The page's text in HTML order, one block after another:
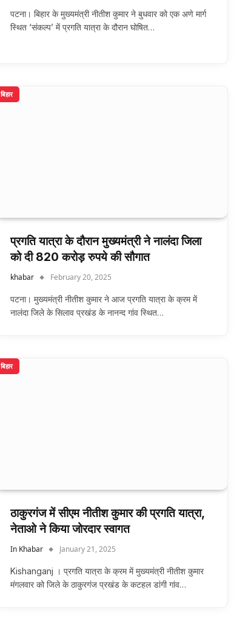
पटना। बिहार के मुख्यमंत्री नीतीश कुमार ने बुधवार को एक अणे मार्ग
स्थित ‘संकल्प’ में प्रगति यात्रा के दौरान घोषित…
बिहार
प्रगति यात्रा के दौरान मुख्यमंत्री ने नालंदा जिला
को दी 820 करोड़ रुपये की सौगात
khabar February 20, 2025
पटना। मुख्यमंत्री नीतीश कुमार ने आज प्रगति यात्रा के क्रम में
नालंदा जिले के सिलाव प्रखंड के नानन्द गांव स्थित…
बिहार
ठाकुरगंज में सीएम नीतीश कुमार की प्रगति यात्रा,
नेताओ ने किया जोरदार स्वागत
In Khabar January 21, 2025
Kishanganj । प्रगति यात्रा के क्रम में मुख्यमंत्री नीतीश कुमार
मंगलवार को जिले के ठाकुरगंज प्रखंड के कटहल डांगी गांव…